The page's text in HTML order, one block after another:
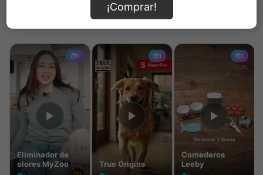
¡Comprar!